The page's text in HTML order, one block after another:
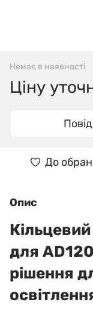
Немає в наявності
Ціну
До
Опис
для
рішення